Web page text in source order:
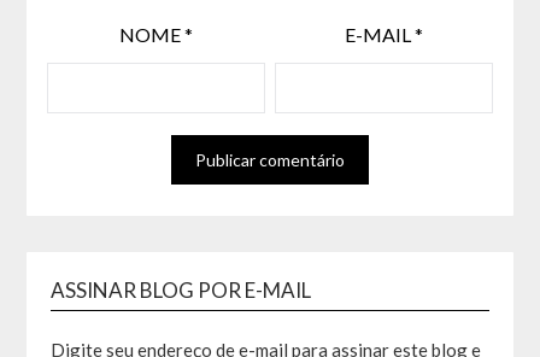
NOME* E-MAIL*
ASSINAR BLOG POR E-MAIL
Digite seu endereço de e-mail para assinar este blog e